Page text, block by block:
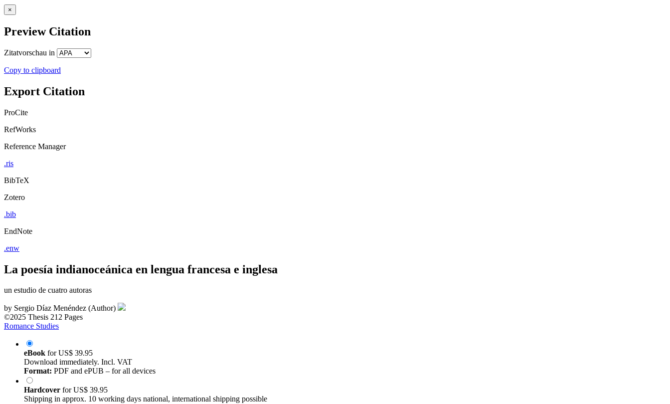
×
Preview Citation
Zitatvorschau in
Copy to clipboard
Export Citation
ProCite
RefWorks
Reference Manager
.ris
BibTeX
Zotero
.bib
EndNote
.enw
La poesía indianoceánica en lengua francesa e inglesa
un estudio de cuatro autoras
by Sergio Díaz Menéndez (Author)
©2025 Thesis 212 Pages
Romance Studies
eBook forUS$ 39.95
Download immediately. Incl. VAT
Format: PDF and ePUB – for all devices
Hardcover forUS$ 39.95
Shipping in approx. 10 working days national, international shipping possible